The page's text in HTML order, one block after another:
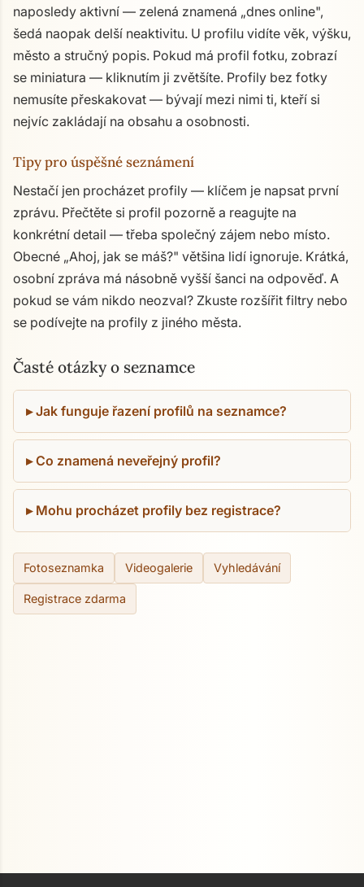
naposledy aktivní — zelená znamená „dnes online",
šedá naopak delší neaktivitu. U profilu vidíte věk, výšku,
město a stručný popis. Pokud má profil fotku, zobrazí
se miniatura — kliknutím ji zvětšíte. Profily bez fotky
nemusíte přeskakovat — bývají mezi nimi ti, kteří si
nejvíc zakládají na obsahu a osobnosti.
Tipy pro úspěšné seznámení
Nestačí jen procházet profily — klíčem je napsat první
zprávu. Přečtěte si profil pozorně a reagujte na
konkrétní detail — třeba společný zájem nebo místo.
Obecné „Ahoj, jak se máš?" většina lidí ignoruje. Krátká,
osobní zpráva má násobně vyšší šanci na odpověď. A
pokud se vám nikdo neozval? Zkuste rozšířit filtry nebo
se podívejte na profily z jiného města.
Časté otázky o seznamce
Jak funguje řazení profilů na seznamce?
Co znamená neveřejný profil?
Mohu procházet profily bez registrace?
Fotoseznamka Videogalerie Vyhledávání
Registrace zdarma